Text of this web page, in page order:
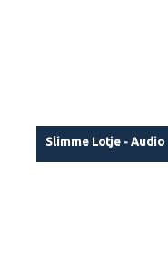
Slimme Lotje - Audio